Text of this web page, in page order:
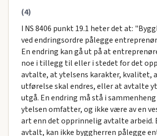
(4)
I NS 8406 punkt 19.1 heter det at:
ved endringsordre pålegge
En endring kan gå ut på at
noe i tillegg til eller i stedet for det
avtalte, at ytelsens karakter, kvalitet,
utførelse skal endres, eller at avtalte
utgå. En endring må stå i
ytelsen omfatter, og ikke være av en
art enn det opprinnelig avtalte arbeid.
avtalt, kan ikke byggherren pålegge